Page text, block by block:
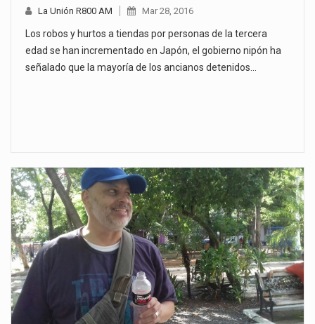
La Unión R800 AM Mar 28, 2016
Los robos y hurtos a tiendas por personas de la tercera
edad se han incrementado en Japón, el gobierno nipón ha
señalado que la mayoría de los ancianos detenidos…